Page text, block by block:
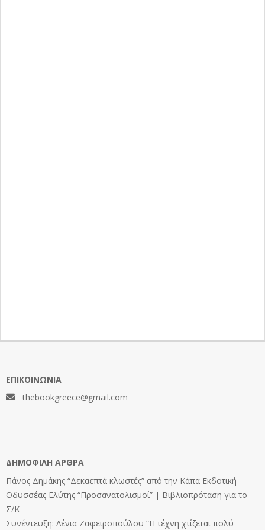
ΕΠΙΚΟΙΝΩΝΊΑ
thebookgreece@gmail.com
ΔΗΜΟΦΙΛΉ ΆΡΘΡΑ
Πάνος Δημάκης “Δεκαεπτά κλωστές” από την Κάπα Εκδοτική
Οδυσσέας Ελύτης “Προσανατολισμοί” | Βιβλιοπρόταση για το
Σ/Κ
Συνέντευξη: Λένια Ζαφειροπούλου “Η τέχνη χτίζεται πολύ